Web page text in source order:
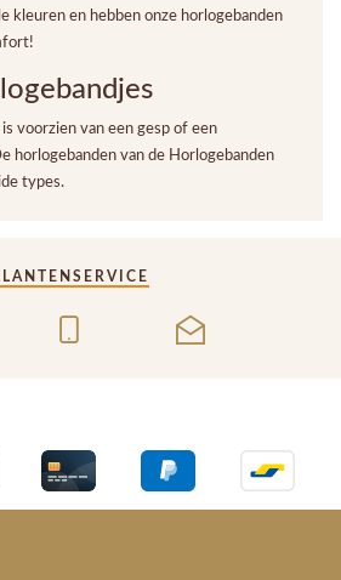
kleuren en hebben onze horlogebanden
voorzien van een gesp of een
horlogebanden van de Horlogebanden
types.